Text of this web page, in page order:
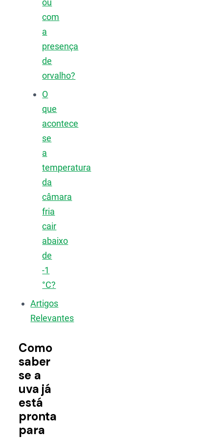
ou
com
a
presença
de
orvalho?
O
que
acontece
se
a
temperatura
da
câmara
fria
cair
abaixo
de
-1
°C?
Artigos
Relevantes
Como
saber
se a
uva já
está
pronta
para